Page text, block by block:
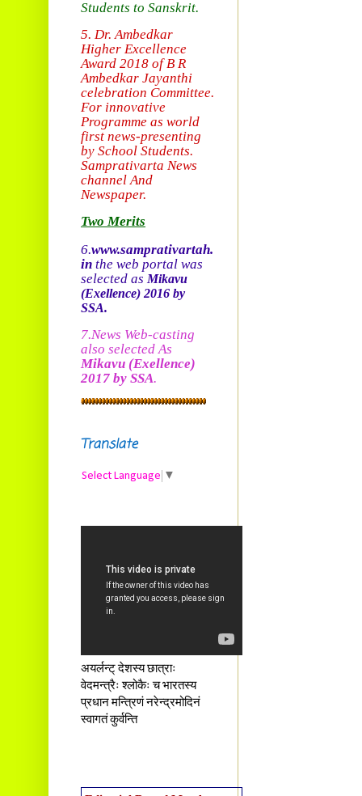
Students to Sanskrit.
5. Dr. Ambedkar
Higher Excellence
Award 2018 of B R
Ambedkar Jayanthi
celebration Committee.
For innovative
Programme as world
first news-presenting
by School Students.
Samprativarta News
channel And
Newspaper.
Two Merits
6.www.samprativartah.
in the web portal was
selected asMikavu
(Exellence)2016 by
SSA.
7.News Web-casting
also selected As
Mikavu (Exellence)
2017 by SSA.
Translate
Select Language ▼
अयर्लन्ट् देशस्य छात्राः
वेदमन्त्रैः श्लोकैः च भारतस्य
प्रधान मन्त्रिणं नरेन्द्रमोदिनं
स्वागतं कुर्वन्ति